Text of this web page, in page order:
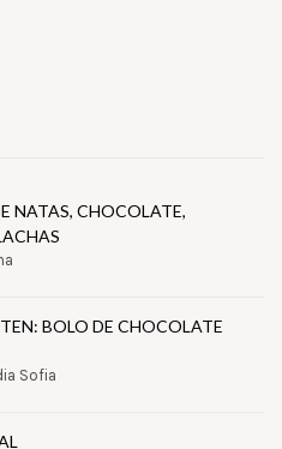
NATAS, CHOCOLATE,
BOLO DE CHOCOLATE
Sofia